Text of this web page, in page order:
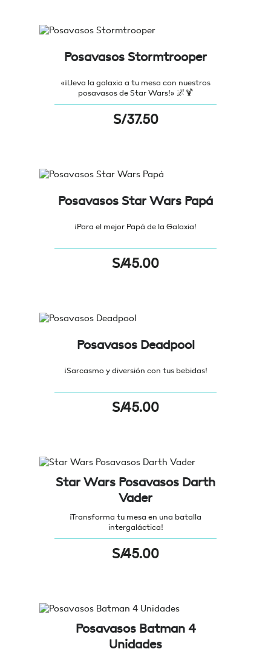
Posavasos Stormtrooper
«¡Lleva la galaxia a tu mesa con nuestros
posavasos de Star Wars!» 🌌🍹
S/37.50
Posavasos Star Wars Papá
¡Para el mejor Papá de la Galaxia!
S/45.00
Posavasos Deadpool
¡Sarcasmo y diversión con tus bebidas!
S/45.00
Star Wars Posavasos Darth
Vader
¡Transforma tu mesa en una batalla
intergaláctica!
S/45.00
Posavasos Batman 4
Unidades